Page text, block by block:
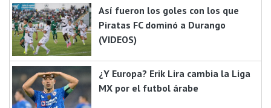
Así fueron los goles con los que
Piratas FC dominó a Durango
(VIDEOS)
¿Y Europa? Erik Lira cambia la Liga
MX por el futbol árabe